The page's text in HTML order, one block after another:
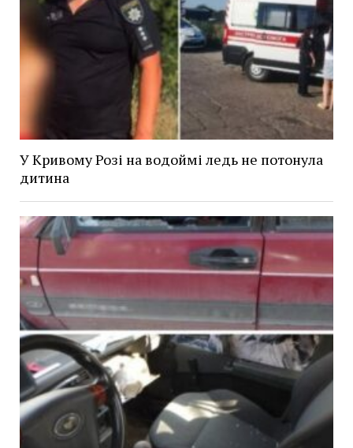
У Кривому Розі на водоймі ледь не потонула
дитина